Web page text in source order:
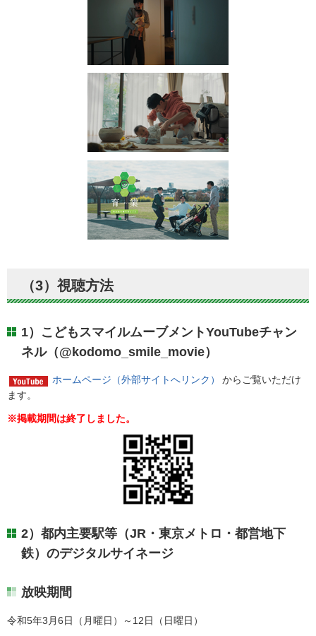
（3）視聴方法
1）こどもスマイルムーブメントYouTubeチャン
ネル（@kodomo_smile_movie）
ホームページ（外部サイトへリンク）
からご覧いただけ
ます。
※掲載期間は終了しました。
2）都内主要駅等（JR・東京メトロ・都営地下
鉄）のデジタルサイネージ
放映期間
令和5年3月6日（月曜日）～12日（日曜日）